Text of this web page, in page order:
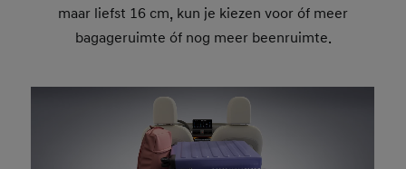
maar liefst 16 cm, kun je kiezen voor óf meer
bagageruimte óf nog meer beenruimte.